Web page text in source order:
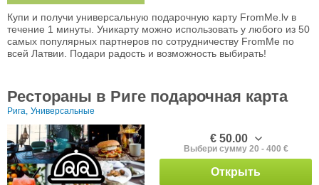
Купи и получи универсальную подарочную карту FromMe.lv в
течение 1 минуты. Уникарту можно использовать у любого из 50
самых популярных партнеров по сотрудничеству FromMe по
всей Латвии. Подари радость и возможность выбирать!
Рестораны в Риге подарочная карта
Рига, Универсальные
€ 50.00
Выбери сумму 20 - 400 €
Открыть